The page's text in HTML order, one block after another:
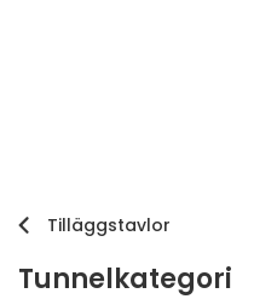
Tilläggstavlor
Tunnelkategori